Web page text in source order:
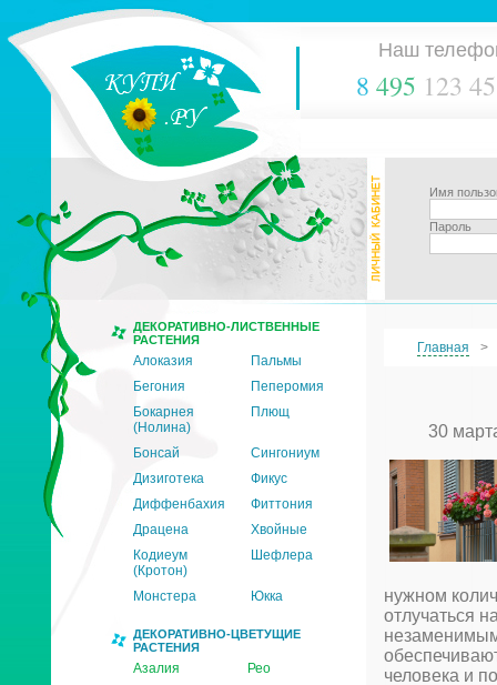
Наш
8 495 123
Имя
Пароль
ДЕКОРАТИВНО-ЛИСТВЕННЫЕ
РАСТЕНИЯ
Алоказия
Пальмы
Бегония
Пеперомия
Бокарнея
(Нолина)
Плющ
Бонсай
Сингониум
Дизиготека
Фикус
Диффенбахия
Фиттония
Драцена
Хвойные
Кодиеум
(Кротон)
Шефлера
Монстера Юкка
ДЕКОРАТИВНО-ЦВЕТУЩИЕ
РАСТЕНИЯ
Азалия
Рео
Главная
30
нужном
отлучаться
человека и